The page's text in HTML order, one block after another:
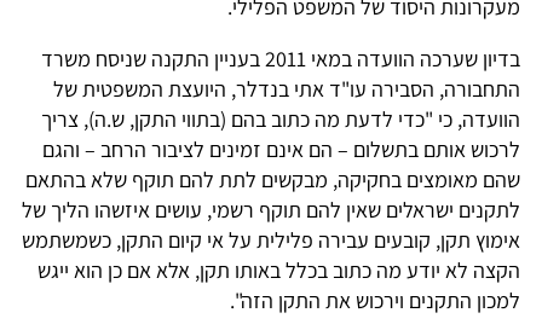
מעקרונות היסוד של המשפט הפלילי.
בדיון שערכה הוועדה במאי 2011 בעניין התקנה שניסח משרד
התחבורה, הסבירה עו"ד אתי בנדלר, היועצת המשפטית של
הוועדה, כי "כדי לדעת מה כתוב בהם (בתווי התקן, ש.ה), צריך
לרכוש אותם בתשלום – הם אינם זמינים לציבור הרחב – והגם
שהם מאומצים בחקיקה, מבקשים לתת להם תוקף שלא בהתאם
לתקנים ישראלים שאין להם תוקף רשמי, עושים איזשהו הליך של
אימוץ תקן, קובעים עבירה פלילית על אי קיום התקן, כשמשתמש
הקצה לא יודע מה כתוב בכלל באותו תקן, אלא אם כן הוא ייגש
למכון התקנים וירכוש את התקן הזה".